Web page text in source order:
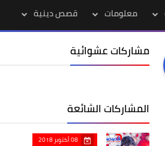
معلومات قصص دينية
مشاركات عشوائية
المشاركات الشائعة
08 أكتوبر 2018